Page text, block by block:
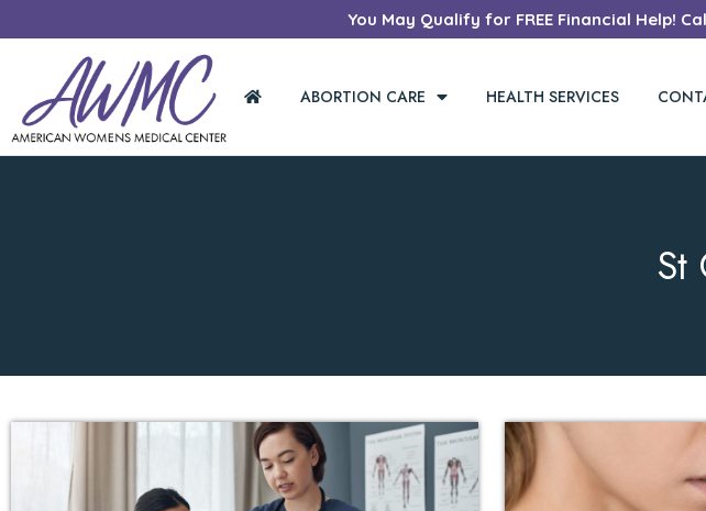
You May Qualify for FREE Financial Help!
ABORTION CARE HEALTH SERVICES
St